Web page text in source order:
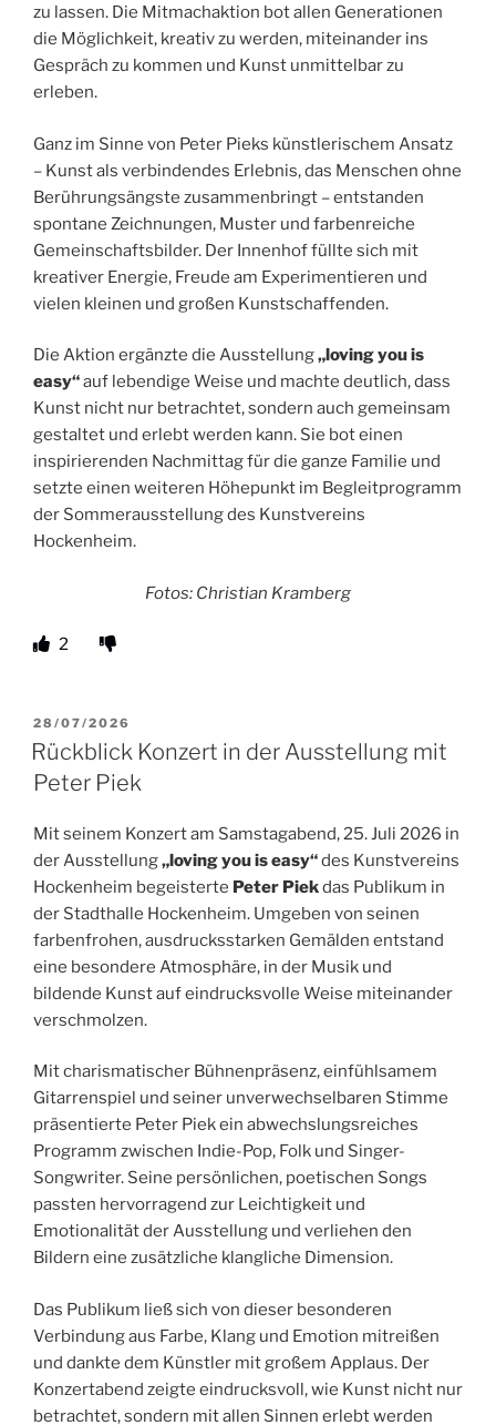
zu lassen. Die Mitmachaktion bot allen Generationen
die Möglichkeit, kreativ zu werden, miteinander ins
Gespräch zu kommen und Kunst unmittelbar zu
erleben.
Ganz im Sinne von Peter Pieks künstlerischem Ansatz
– Kunst als verbindendes Erlebnis, das Menschen ohne
Berührungsängste zusammenbringt – entstanden
spontane Zeichnungen, Muster und farbenreiche
Gemeinschaftsbilder. Der Innenhof füllte sich mit
kreativer Energie, Freude am Experimentieren und
vielen kleinen und großen Kunstschaffenden.
Die Aktion ergänzte die Ausstellung„loving you is
easy“auf lebendige Weise und machte deutlich, dass
Kunst nicht nur betrachtet, sondern auch gemeinsam
gestaltet und erlebt werden kann. Sie bot einen
inspirierenden Nachmittag für die ganze Familie und
setzte einen weiteren Höhepunkt im Begleitprogramm
der Sommerausstellung des Kunstvereins
Hockenheim.
Fotos: Christian Kramberg
2
VERÖFFENTLICHT
AM
28/07/2026
Rückblick Konzert in der Ausstellung mit
Peter Piek
Mit seinem Konzert am Samstagabend, 25. Juli 2026 in
der Ausstellung„loving you is easy“des Kunstvereins
Hockenheim begeisterte Peter Piekdas Publikum in
der Stadthalle Hockenheim. Umgeben von seinen
farbenfrohen, ausdrucksstarken Gemälden entstand
eine besondere Atmosphäre, in der Musik und
bildende Kunst auf eindrucksvolle Weise miteinander
verschmolzen.
Mit charismatischer Bühnenpräsenz, einfühlsamem
Gitarrenspiel und seiner unverwechselbaren Stimme
präsentierte Peter Piek ein abwechslungsreiches
Programm zwischen Indie-Pop, Folk und Singer-
Songwriter. Seine persönlichen, poetischen Songs
passten hervorragend zur Leichtigkeit und
Emotionalität der Ausstellung und verliehen den
Bildern eine zusätzliche klangliche Dimension.
Das Publikum ließ sich von dieser besonderen
Verbindung aus Farbe, Klang und Emotion mitreißen
und dankte dem Künstler mit großem Applaus. Der
Konzertabend zeigte eindrucksvoll, wie Kunst nicht nur
betrachtet, sondern mit allen Sinnen erlebt werden